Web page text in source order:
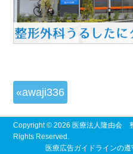
投
稿
ナ
awaji336
Copyright © 2026 医療法人隆由会
Rights Reserved.
医療広告ガイドラインの